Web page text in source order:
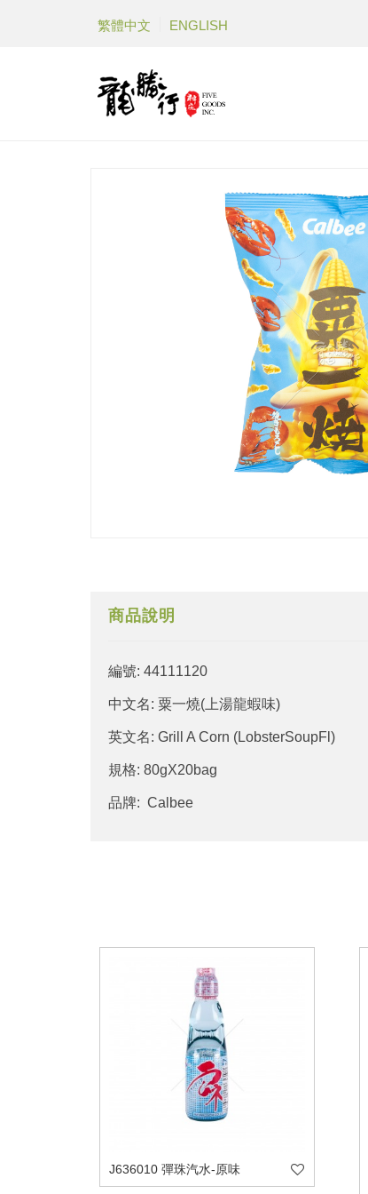
繁體中文 ENGLISH
商品說明
編號: 44111120
中文名: 粟一燒(上湯龍蝦味)
英文名: Grill A Corn (LobsterSoupFl)
規格: 80gX20bag
品牌: Calbee
J636010 彈珠汽水-原味